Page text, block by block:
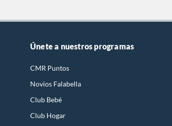
Únete a nuestros programas
CMR Puntos
Novios Falabella
Club Bebé
Club Hogar